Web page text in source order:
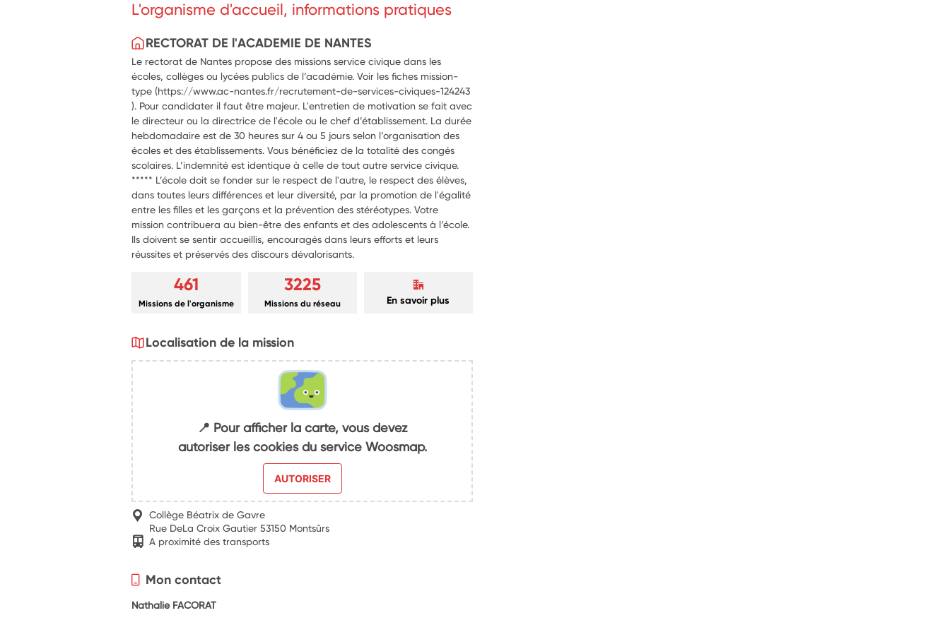
L'organisme d'accueil, informations pratiques
RECTORAT DE l'ACADEMIE DE NANTES
Le rectorat de Nantes propose des missions service civique dans les
écoles, collèges ou lycées publics de l’académie. Voir les fiches mission-
type (https://www.ac-nantes.fr/recrutement-de-services-civiques-124243
). Pour candidater il faut être majeur. L'entretien de motivation se fait avec
le directeur ou la directrice de l'école ou le chef d’établissement. La durée
hebdomadaire est de 30 heures sur 4 ou 5 jours selon l’organisation des
écoles et des établissements. Vous bénéficiez de la totalité des congés
scolaires. L’indemnité est identique à celle de tout autre service civique.
***** L’école doit se fonder sur le respect de l'autre, le respect des élèves,
dans toutes leurs différences et leur diversité, par la promotion de l'égalité
entre les filles et les garçons et la prévention des stéréotypes. Votre
mission contribuera au bien-être des enfants et des adolescents à l’école.
Ils doivent se sentir accueillis, encouragés dans leurs efforts et leurs
réussites et préservés des discours dévalorisants.
461
Missions de l'organisme
3225
Missions du réseau En savoir plus
Localisation de la mission
📍 Pour afficher la carte, vous devez
autoriser les cookies du service Woosmap.
AUTORISER
Collège Béatrix de Gavre
Rue DeLa Croix Gautier 53150 Montsûrs
A proximité des transports
Mon contact
Nathalie FACORAT